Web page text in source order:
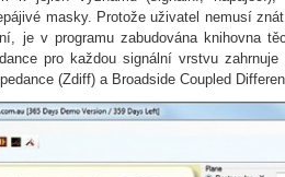
masky. Protože uživatel nemusí
je v programu zabudována knihovna
pro každou signální vrstvu
(Zdiff) a Broadside Coupled